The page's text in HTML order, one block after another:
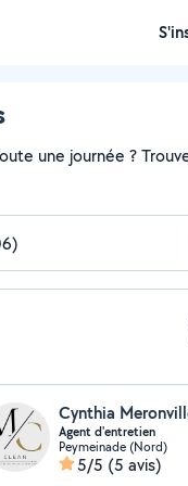
une journée ?
Cynthia
Agent d'entretien
Peymeinade (Nord)
5/5 (5 avis)